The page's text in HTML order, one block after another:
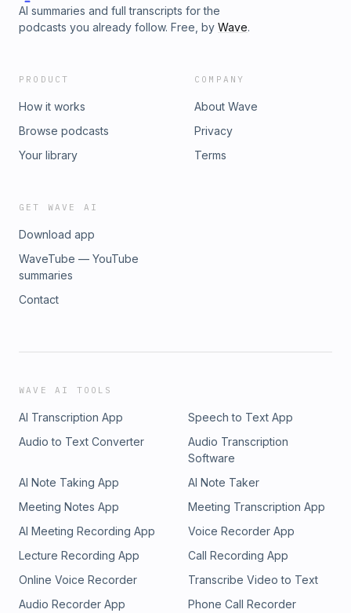
AI summaries and full transcripts for the
podcasts you already follow. Free, by Wave.
PRODUCT
How it works
Browse podcasts
Your library
COMPANY
About Wave
Privacy
Terms
GET WAVE AI
Download app
WaveTube — YouTube
summaries
Contact
WAVE AI TOOLS
AI Transcription App
Speech to Text App
Audio to Text Converter
Audio Transcription
Software
AI Note Taking App
AI Note Taker
Meeting Notes App
Meeting Transcription App
AI Meeting Recording App
Voice Recorder App
Lecture Recording App
Call Recording App
Online Voice Recorder
Transcribe Video to Text
Audio Recorder App
Phone Call Recorder